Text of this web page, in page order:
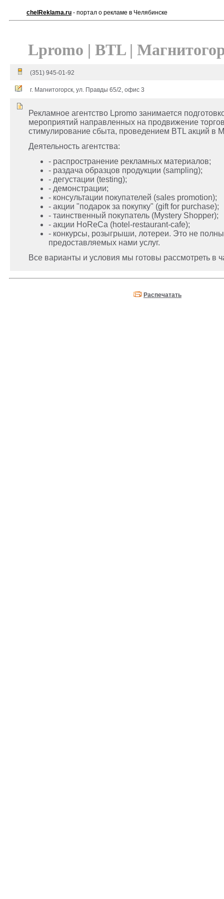
chelReklama.ru - портал о рекламе в Челябинске
Lpromo | BTL |
(351) 945-01-92
г. Магнитогорск, ул. Правды 65/2, офис 3
Рекламное агентство Lpromo занимается
мероприятий направленных на продвижение
стимулирование сбыта, проведением BTL акций в
Деятельность агентства:
- распространение рекламных материалов;
- раздача образцов продукции (sampling);
- дегустации (testing);
- демонстрации;
- консультации покупателей (sales promotion);
- акции "подарок за покупку" (gift for purchase);
- таинственный покупатель (Mystery Shopper);
- акции HoReCa (hotel-restaurant-cafe);
- конкурсы, розыгрыши, лотереи. Это не
предоставляемых нами услуг.
Все варианты и условия мы готовы рассмотреть в
Распечатать